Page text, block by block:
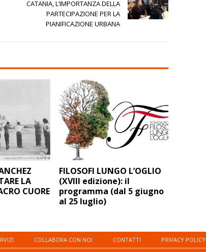
CATANIA, L’IMPORTANZA DELLA
PARTECIPAZIONE PER LA
PIANIFICAZIONE URBANA
LA
CUORE
FILOSOFI LUNGO L’OGLIO
(XVIII edizione): il
programma (dal 5 giugno
al 25 luglio)
COLLABORA CON NOI CONTATTI PRIVACY POLICY